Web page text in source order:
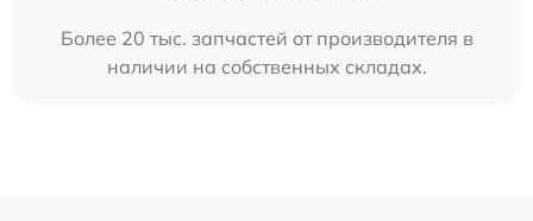
Более 20 тыс. запчастей от производителя в
наличии на собственных складах.